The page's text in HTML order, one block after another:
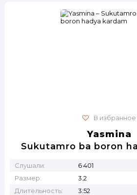
В избранное
Yasmina
Sukutamro ba boron
Слушали:
6 401
Размер:
3.2
Длительность:
3:52